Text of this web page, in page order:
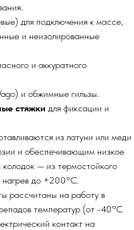
для подключения к массе,
и неизолированные
и аккуратного
и обжимные гильзы.
стяжки для фиксации и
из латуни или меди
и обеспечивающим низкое
— из термостойкого
нагрев до +200°C.
рассчитаны на работу в
температур (от -40°C
контакт на